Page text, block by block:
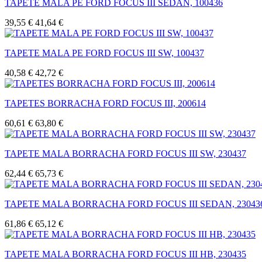
TAPETE MALA PE FORD FOCUS III SEDAN, 100436
39,55 € 41,64 €
TAPETE MALA PE FORD FOCUS III SW, 100437
40,58 € 42,72 €
TAPETES BORRACHA FORD FOCUS III, 200614
60,61 € 63,80 €
TAPETE MALA BORRACHA FORD FOCUS III SW, 230437
62,44 € 65,73 €
TAPETE MALA BORRACHA FORD FOCUS III SEDAN,
61,86 € 65,12 €
TAPETE MALA BORRACHA FORD FOCUS III HB, 230435